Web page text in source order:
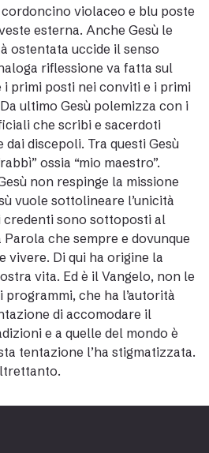
violaceo e blu poste
esterna. Anche Gesù le
ostentata uccide il senso
riflessione va fatta sul
primi posti nei conviti e i primi
ultimo Gesù polemizza con i
che scribi e sacerdoti
discepoli. Tra questi Gesù
ossia “mio maestro”.
non respinge la missione
vuole sottolineare l’unicità
credenti sono sottoposti al
Parola che sempre e dovunque
vivere. Di qui ha origine la
vita. Ed è il Vangelo, non le
che ha l’autorità
di accomodare il
e a quelle del mondo è
tentazione l’ha stigmatizzata.